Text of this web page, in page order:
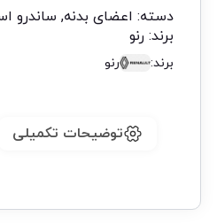
دسته: اعضای بدنه, ساندرو
برند: رنو
برند: رنو
توضیحات تکمیلی